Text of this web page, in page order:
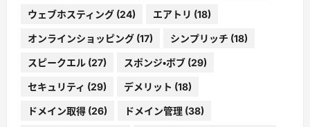
ウェブホスティング (24) エアトリ (18)
オンラインショッピング (17) シンプリッチ (18)
スピークエル (27) スポンジ・ボブ (29)
セキュリティ (29) デメリット (18)
ドメイン取得 (26) ドメイン管理 (38)